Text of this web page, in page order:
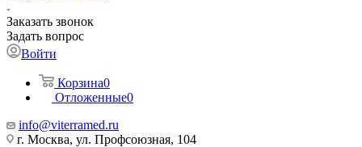
Заказать звонок
Задать вопрос
Войти
Корзина0
Отложенные0
info@viterramed.ru
г. Москва, ул. Профсоюзная, 104